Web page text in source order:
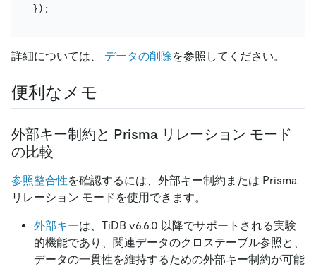
詳細については、 データの削除を参照してください。
便利なメモ
外部キー制約と Prisma リレーション モード
の比較
参照整合性を確認するには、外部キー制約または Prisma
リレーション モードを使用できます。
外部キーは、TiDB v6.6.0 以降でサポートされる実験
的機能であり、関連データのクロステーブル参照と、
データの一貫性を維持するための外部キー制約が可能